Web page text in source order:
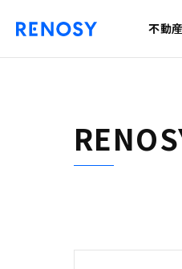
不動